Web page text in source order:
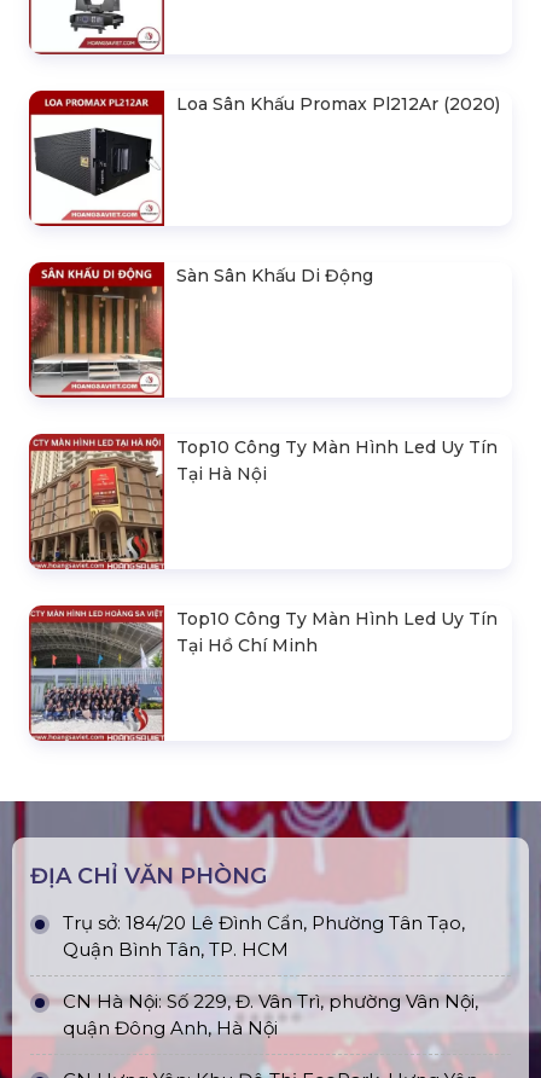
Loa Sân Khấu Promax Pl212Ar (2020)
Sàn Sân Khấu Di Động
Top10 Công Ty Màn Hình Led Uy Tín
Tại Hà Nội
Top10 Công Ty Màn Hình Led Uy Tín
Tại Hồ Chí Minh
ĐỊA CHỈ VĂN PHÒNG
Trụ sở: 184/20 Lê Đình Cẩn, Phường Tân Tạo,
Quận Bình Tân, TP. HCM
CN Hà Nội: Số 229, Đ. Vân Trì, phường Vân Nội,
quận Đông Anh, Hà Nội